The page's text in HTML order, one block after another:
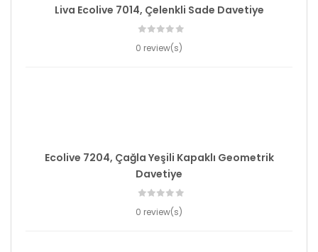
Liva Ecolive 7014, Çelenkli Sade Davetiye
0 review(s)
Ecolive 7204, Çağla Yeşili Kapaklı Geometrik
Davetiye
0 review(s)